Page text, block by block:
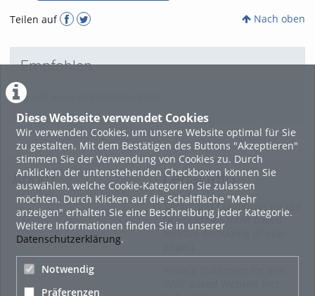
Diese Webseite verwendet Cookies
Wir verwenden Cookies, um unsere Website optimal für Sie
zu gestalten. Mit dem Bestätigen des Buttons "Akzeptieren"
stimmen Sie der Verwendung von Cookies zu. Durch
Anklicken der untenstehenden Checkboxen können Sie
auswählen, welche Cookie-Kategorien Sie zulassen
möchten. Durch Klicken auf die Schaltfläche "Mehr
anzeigen" erhalten Sie eine Beschreibung jeder Kategorie.
Weitere Informationen finden Sie in unserer
Datenschutzerklärung.
Notwendig
Präferenzen
Teilen auf Nach oben
Empfohlen
Es gibt keine empfohlenen Blogs
About Legal Info
Terms and Conditions for the
Usage of this ViMP based
website (including all sub-